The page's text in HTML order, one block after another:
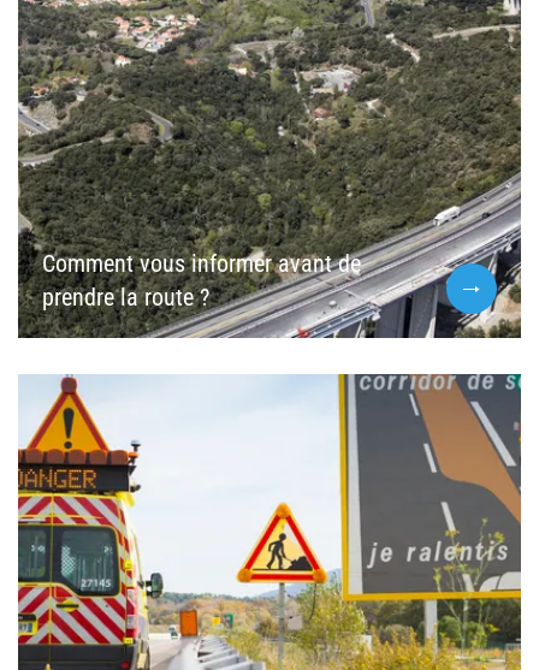
Comment vous informer avant de
prendre la route ?